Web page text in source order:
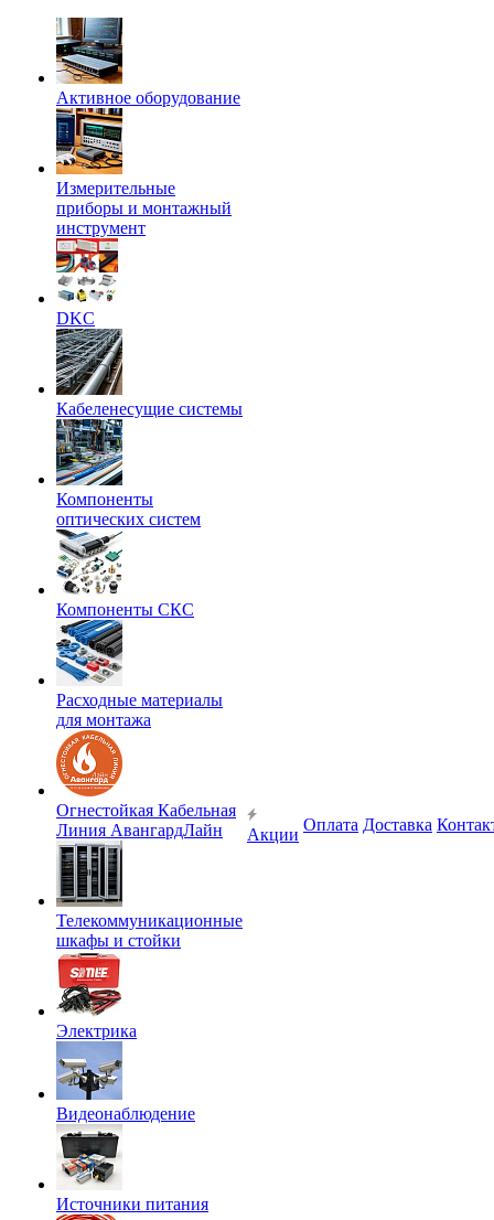
Активное оборудование
Измерительные
приборы и монтажный
инструмент
DKC
Кабеленесущие системы
Компоненты
оптических систем
Компоненты СКС
Расходные материалы
для монтажа
Огнестойкая Кабельная
Линия АвангардЛайн
Телекоммуникационные
шкафы и стойки
Электрика
Видеонаблюдение
Источники питания
Акции
Оплата Доставка